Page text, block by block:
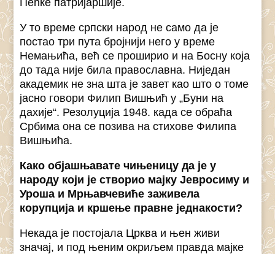
У то време српски народ не само да је
постао три пута бројнији него у време
Немањића, већ се проширио и на Босну која
до тада није била православна. Ниједан
академик не зна шта је завет као што о томе
јасно говори Филип Вишњић у „Буни на
дахије“. Резолуција 1948. када се обраћа
Србима она се позива на стихове Филипа
Вишњића.
Како објашњавате чињеницу да је у
народу који је створио мајку Јевросиму и
Уроша и Мрњавчевиће заживела
корупција и кршење правне једнакости?
Некада је постојала Црква и њен живи
значај, и под њеним окриљем правда мајке